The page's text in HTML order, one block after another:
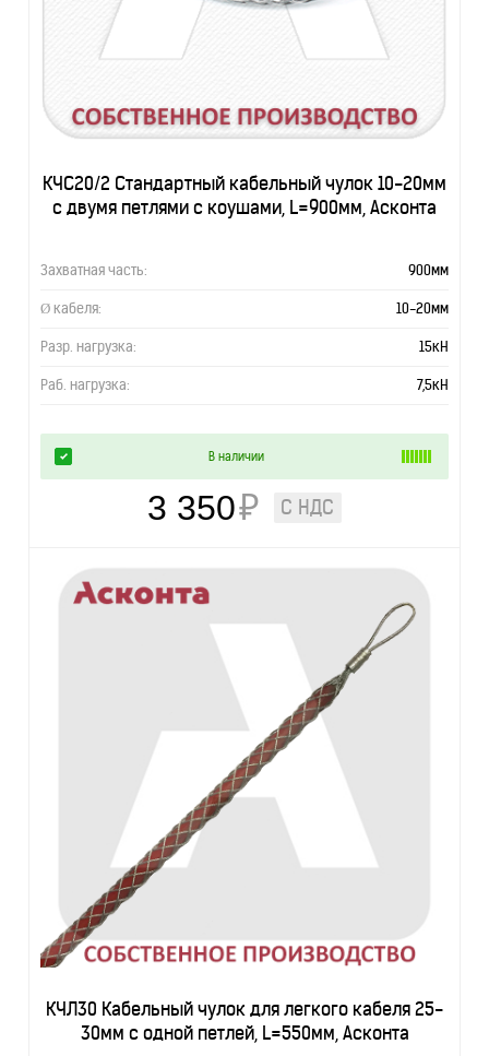
КЧС20/2 Стандартный кабельный чулок 10-20мм
с двумя петлями с коушами, L=900мм, Асконта
Захватная часть: 900мм
Ø кабеля: 10-20мм
Разр. нагрузка: 15кН
Раб. нагрузка: 7,5кН
В наличии
3 350₽ С НДС
КЧЛ30 Кабельный чулок для легкого кабеля 25-
30мм с одной петлей, L=550мм, Асконта